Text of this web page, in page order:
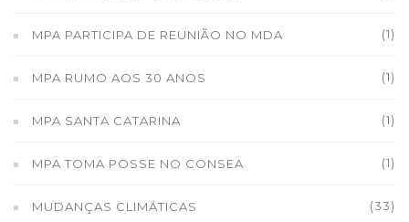
MPA PARTICIPA DE REUNIÃO NO MDA (1)
MPA RUMO AOS 30 ANOS (1)
MPA SANTA CATARINA (1)
MPA TOMA POSSE NO CONSEA (1)
MUDANÇAS CLIMÁTICAS (33)